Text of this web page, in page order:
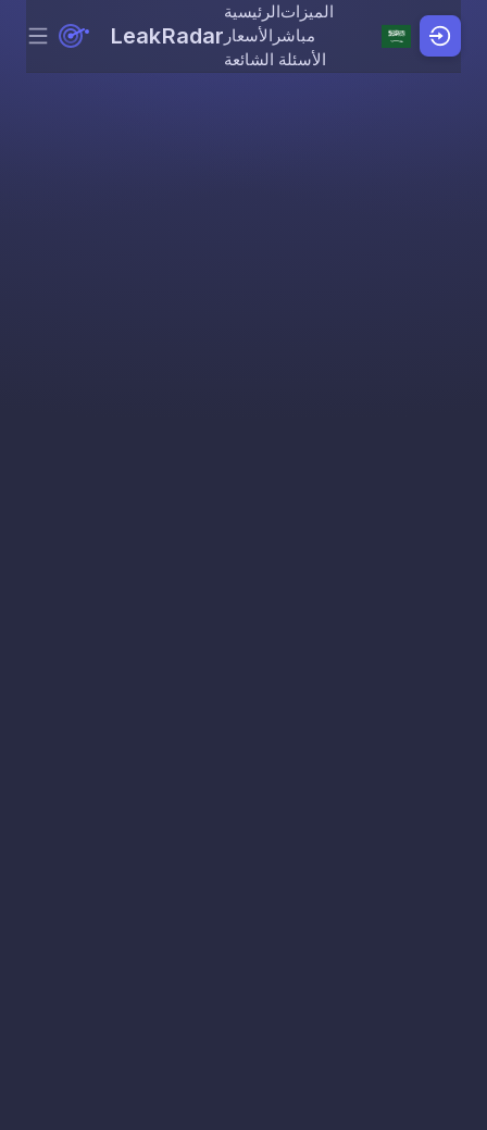
Skip to content
Menu LeakRadar
الرئيسيةالميزات
الأسعار مباشر
الأسئلة الشائعة